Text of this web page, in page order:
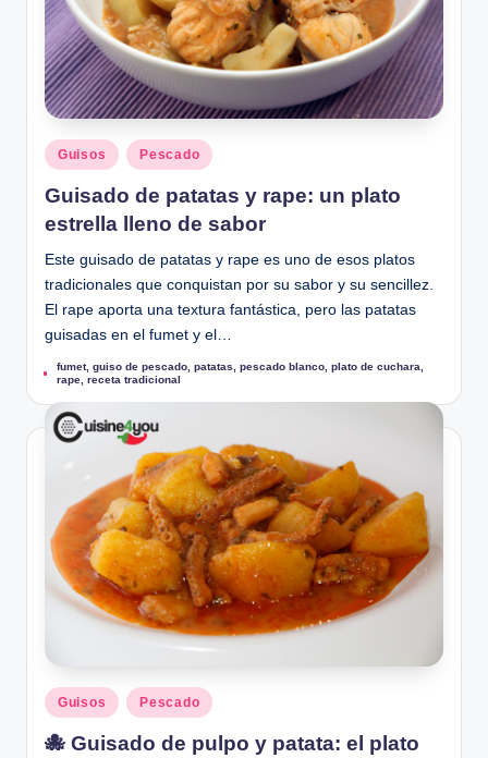
Publicado
en
Guisos Pescado
Guisado de patatas y rape: un plato
estrella lleno de sabor
Este guisado de patatas y rape es uno de esos platos
tradicionales que conquistan por su sabor y su sencillez.
El rape aporta una textura fantástica, pero las patatas
guisadas en el fumet y el…
Etiquetas:
fumet,guiso de pescado,patatas,pescado blanco,plato de cuchara,
rape,receta tradicional
Publicado
en
Guisos Pescado
🐙 Guisado de pulpo y patata: el plato